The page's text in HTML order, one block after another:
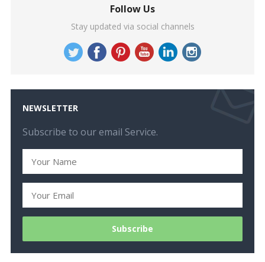
Follow Us
Stay updated via social channels
NEWSLETTER
Subscribe to our email Service.